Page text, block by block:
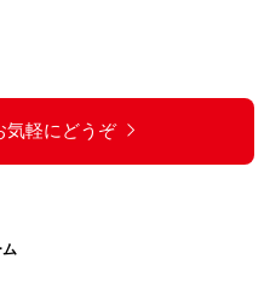
気軽にどうぞ